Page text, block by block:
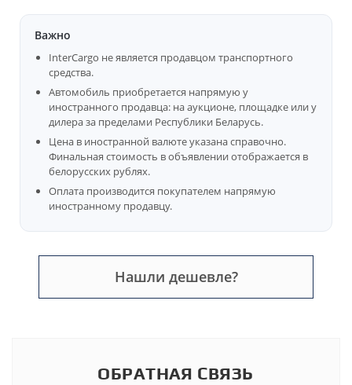
Важно
InterCargo не является продавцом транспортного
средства.
Автомобиль приобретается напрямую у
иностранного продавца: на аукционе, площадке или у
дилера за пределами Республики Беларусь.
Цена в иностранной валюте указана справочно.
Финальная стоимость в объявлении отображается в
белорусских рублях.
Оплата производится покупателем напрямую
иностранному продавцу.
Нашли дешевле?
ОБРАТНАЯ СВЯЗЬ